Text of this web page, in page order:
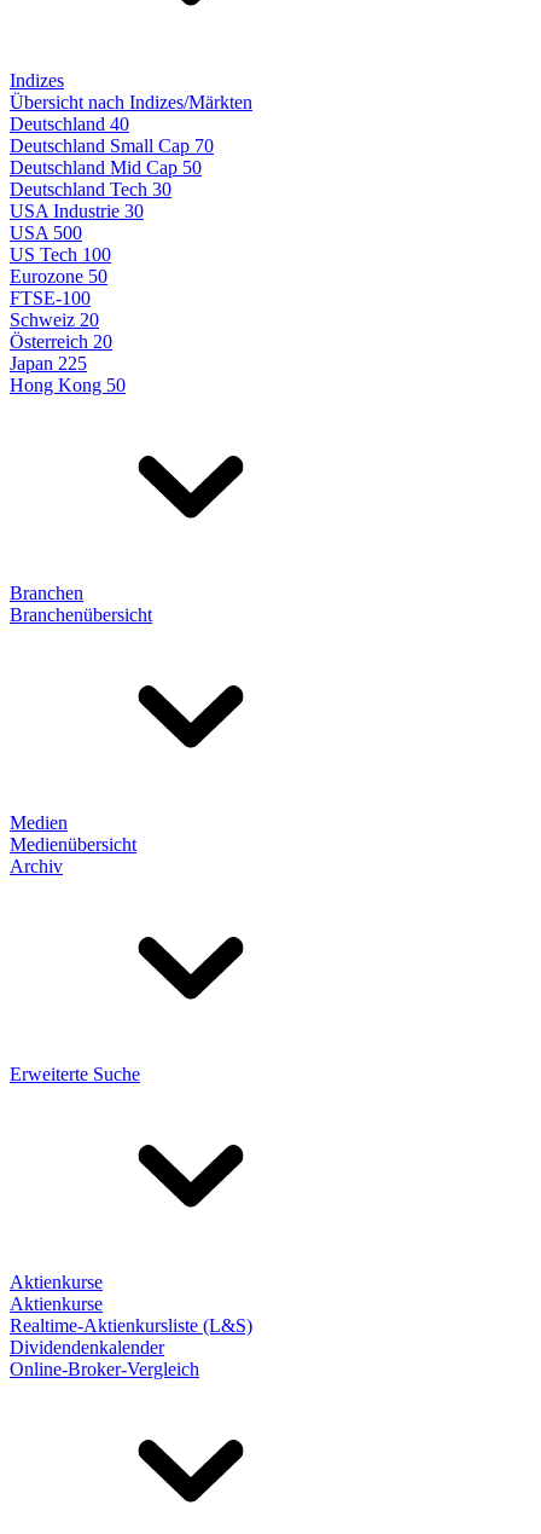
Indizes
Übersicht nach Indizes/Märkten
Deutschland 40
Deutschland Small Cap 70
Deutschland Mid Cap 50
Deutschland Tech 30
USA Industrie 30
USA 500
US Tech 100
Eurozone 50
FTSE-100
Schweiz 20
Österreich 20
Japan 225
Hong Kong 50
Branchen
Branchenübersicht
Medien
Medienübersicht
Archiv
Erweiterte Suche
Aktienkurse
Aktienkurse
Realtime-Aktienkursliste (L&S)
Dividendenkalender
Online-Broker-Vergleich